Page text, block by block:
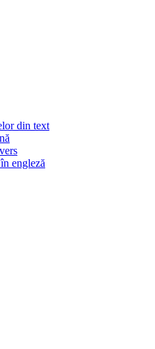
din text
engleză